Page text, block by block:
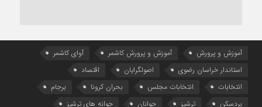
آموزش و پرورش آموزش و پرورش کاشمر
آوای کاشمر
استاندار خراسان رضوی
اصولگرایان
اقتصاد
انتخابات
انتخابات مجلس بحران کرونا
برجام
بردسکن
ترشیز جوانان
جوانه های ترشیز